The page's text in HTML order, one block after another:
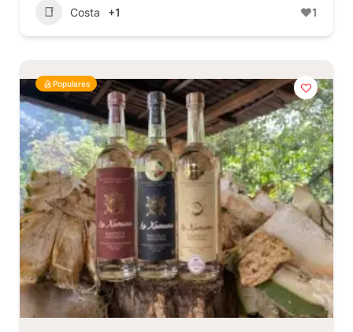
Costa +1 1
Populares